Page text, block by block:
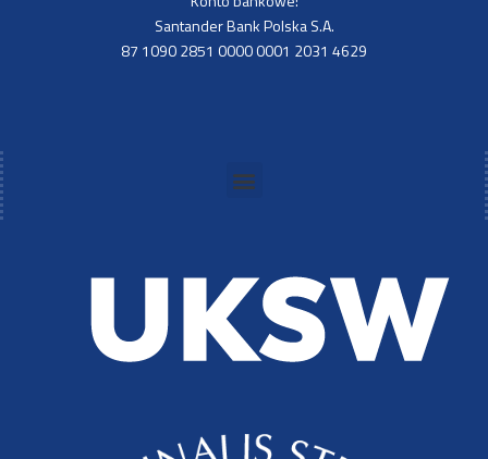
Santander Bank Polska S.A.
87 1090 2851 0000 0001 2031 4629